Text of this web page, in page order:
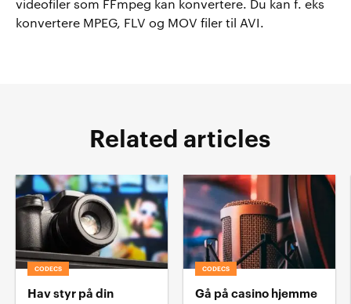
videofiler som FFmpeg kan konvertere. Du kan f. eks
konvertere MPEG, FLV og MOV filer til AVI.
Related articles
CODECS
Hav styr på din
CODECS
Gå på casino hjemme